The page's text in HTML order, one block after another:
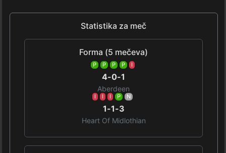
Statistika za meč
Forma (5 mečeva)
P P P P I
4-0-1
Aberdeen
I I I P N
1-1-3
Heart Of Midlothian